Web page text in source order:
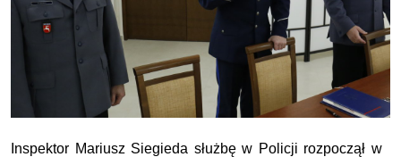
Inspektor Mariusz Siegieda służbę w Policji rozpoczął w